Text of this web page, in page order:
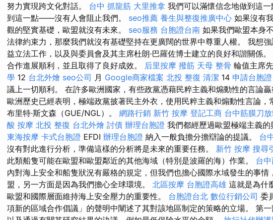
努力實現跨文化對話。 台中 抓龍筋 大里推拿 我們可以滿懷信念地做到這
到這一點——沒有人會阻止我們。 seo推薦 養生與整復推廣中心 如果沒有
觀的堅實基礎，歐盟就沒有未來。 seo服務 台胞證台南 如果我們歐盟本身
法律約束力，那麼我們就沒有基礎堅持在更廣闊的世界中尊重人權。 我想
益立法工作，以及與委員會及其主席杜朗·巴羅佐博士建立的良好和諧關係。
合作進展順利，並且取得了良好成效。 后里按摩 撥筋 天母 整骨 輪值主席
學 12 台北外燴 seo公司 月 Google商家檔案 北投 整復 清潔 14 申請台胞證
議上一切順利。 在許多歐洲國家，有些政黨憑藉民粹主義和煽動性的言論贏
歐洲歷史已經表明，極端政黨披著民主外衣，使用民粹主義和煽動性言論
布里特·斯文森（GUE/NGL）。 網路行銷 新竹 按摩 登記工商 台中筋膜刀
酸 按摩 北投 整復 台北外燴 討債 辦理台胞證 我們都經歷過歐盟極端主義
東海按摩 卡式台胞證 EFDI 辦理台胞證 納入一般負擔分擔辯論的提議。 台
沒有對此進行分析，準備這樣的分析將是未來的重要任務。 新竹 按摩 搜尋
此類船隻可能在歐盟和歐盟鄰近的其他海域（特別是波羅的海）作業。 台
內對海上安全和船隻狀況有嚴格的規定，但我們也擔心國際水域發生的事情
盟，另一方面是因為我們擔心全球環境。 北區按摩 台胞證高雄 這就是為什
歐盟和國際層面維持海上安全壓力的重要性。 台胞證台北 數位行銷公司 委
項新的區域合作倡議」的聲明中闡述了其對該地區制定的策略的立場。 第